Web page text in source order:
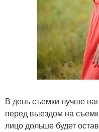
В день съемки лучше
перед выездом на
лицо дольше будет